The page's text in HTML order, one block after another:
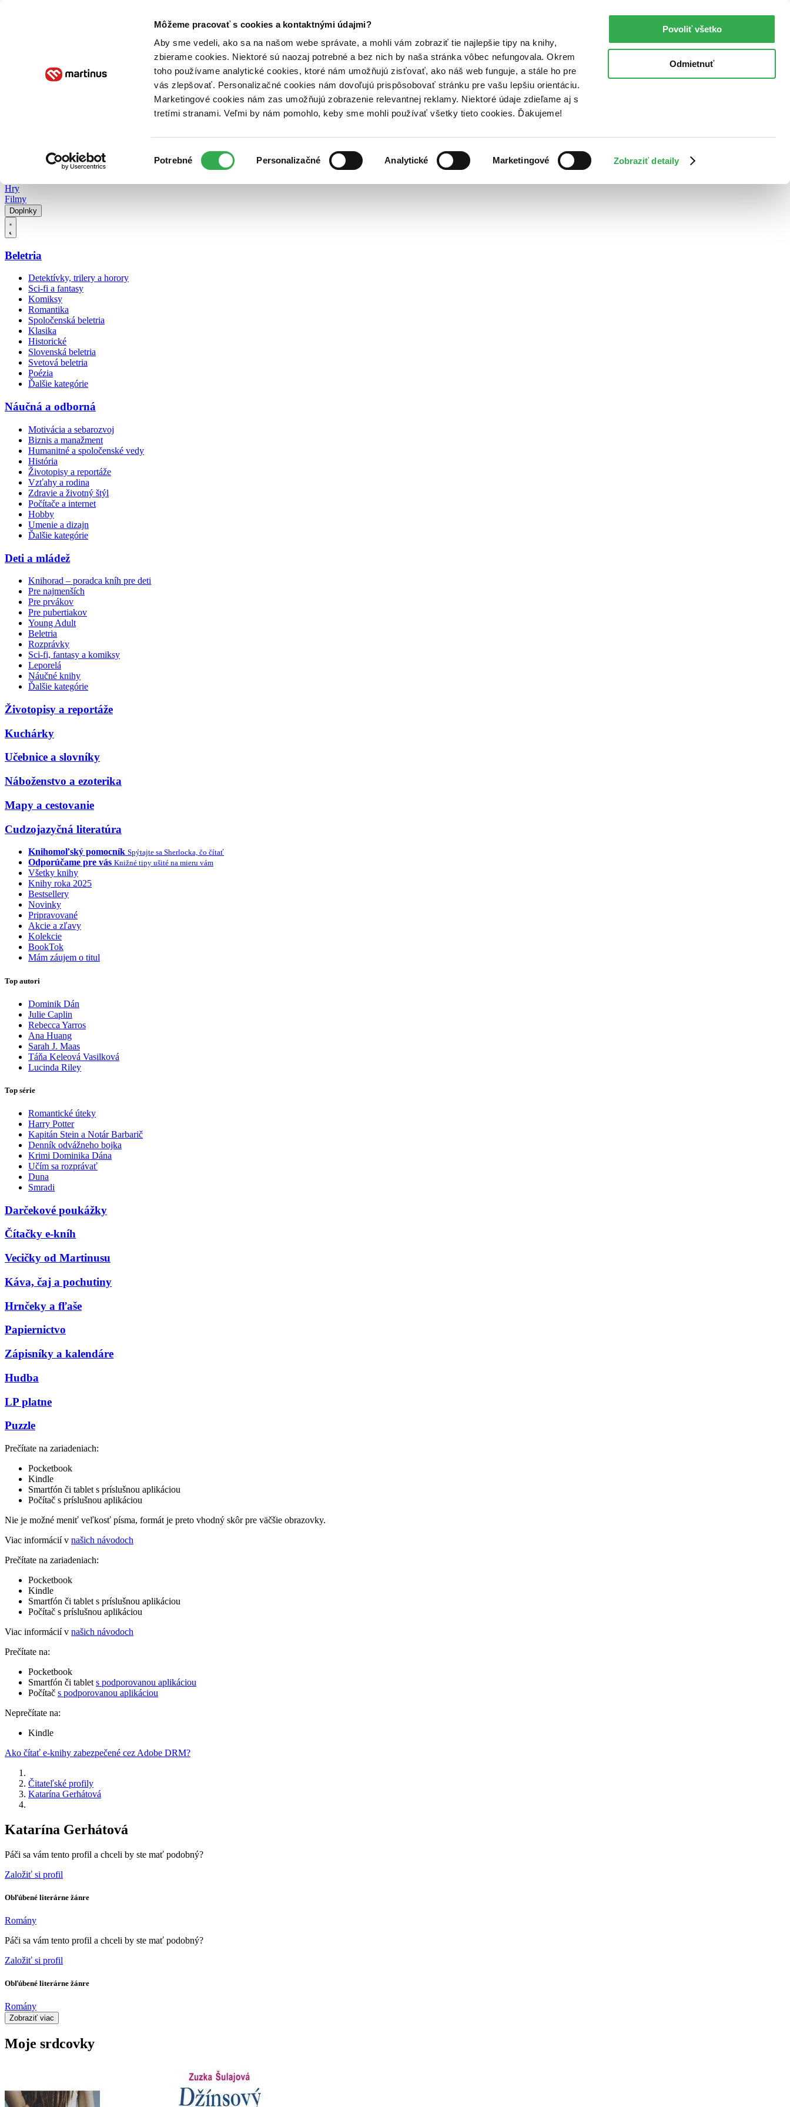
Môžeme pracovať s cookies a kontaktnými údajmi?
Aby sme vedeli, ako sa na našom webe správate, a mohli vám zobraziť tie najlepšie tipy na knihy,
zbierame cookies. Niektoré sú naozaj potrebné a bez nich by naša stránka vôbec nefungovala. Okrem
toho používame analytické cookies, ktoré nám umožňujú zisťovať, ako náš web funguje, a stále ho pre
vás zlepšovať. Personalizačné cookies nám dovoľujú prispôsobovať stránku pre vašu lepšiu orientáciu.
Marketingové cookies nám zas umožňujú zobrazenie relevantnej reklamy. Niektoré údaje zdieľame aj s
tretími stranami. Veľmi by nám pomohlo, keby sme mohli používať všetky tieto cookies. Ďakujeme!
súhlasu
Potrebné Personalizačné Analytické Marketingové Zobraziť detaily
Povoliť všetko
Odmietnuť
Poukážky Kontakt
Hry
Filmy
Doplnky
Beletria
Detektívky, trilery a horory
Sci-fi a fantasy
Komiksy
Romantika
Spoločenská beletria
Klasika
Historické
Slovenská beletria
Svetová beletria
Poézia
Ďalšie kategórie
Náučná a odborná
Motivácia a sebarozvoj
Biznis a manažment
Humanitné a spoločenské vedy
História
Životopisy a reportáže
Vzťahy a rodina
Zdravie a životný štýl
Počítače a internet
Hobby
Umenie a dizajn
Ďalšie kategórie
Deti a mládež
Knihorad – poradca kníh pre deti
Pre najmenších
Pre prvákov
Pre pubertiakov
Young Adult
Beletria
Rozprávky
Sci-fi, fantasy a komiksy
Leporelá
Náučné knihy
Ďalšie kategórie
Životopisy a reportáže
Kuchárky
Učebnice a slovníky
Náboženstvo a ezoterika
Mapy a cestovanie
Cudzojazyčná literatúra
Knihomoľský pomocník Spýtajte sa Sherlocka, čo čítať
Odporúčame pre vás Knižné tipy ušité na mieru vám
Všetky knihy
Knihy roka 2025
Bestsellery
Novinky
Pripravované
Akcie a zľavy
Kolekcie
BookTok
Mám záujem o titul
Top autori
Dominik Dán
Julie Caplin
Rebecca Yarros
Ana Huang
Sarah J. Maas
Táňa Keleová Vasilková
Lucinda Riley
Top série
Romantické úteky
Harry Potter
Kapitán Stein a Notár Barbarič
Denník odvážneho bojka
Krimi Dominika Dána
Učím sa rozprávať
Duna
Smradi
Darčekové poukážky
Čítačky e-kníh
Vecičky od Martinusu
Káva, čaj a pochutiny
Hrnčeky a fľaše
Papiernictvo
Zápisníky a kalendáre
Hudba
LP platne
Puzzle
Prečítate na zariadeniach:
Pocketbook
Kindle
Smartfón či tablet s príslušnou aplikáciou
Počítač s príslušnou aplikáciou
Nie je možné meniť veľkosť písma, formát je preto vhodný skôr pre väčšie obrazovky.
Viac informácií v našich návodoch
Prečítate na zariadeniach:
Pocketbook
Kindle
Smartfón či tablet s príslušnou aplikáciou
Počítač s príslušnou aplikáciou
Viac informácií v našich návodoch
Prečítate na:
Pocketbook
Smartfón či tablet s podporovanou aplikáciou
Počítač s podporovanou aplikáciou
Neprečítate na:
Kindle
Ako čítať e-knihy zabezpečené cez Adobe DRM?
Čitateľské profily
Katarína Gerhátová
Katarína Gerhátová
Páči sa vám tento profil a chceli by ste mať podobný?
Založiť si profil
Obľúbené literárne žánre
Romány
Páči sa vám tento profil a chceli by ste mať podobný?
Založiť si profil
Obľúbené literárne žánre
Romány
Zobraziť viac
Moje srdcovky